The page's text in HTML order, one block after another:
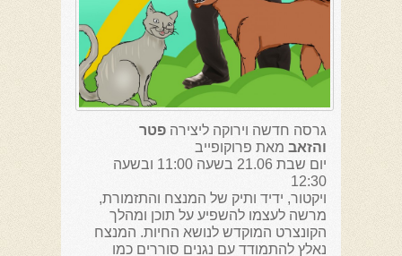
גרסה חדשה וירוקה ליצירה פטר
והזאב מאת פרוקופייב
יום שבת 21.06 בשעה 11:00 ובשעה
12:30
ויקטור, ידיד ותיק של המנצח והתזמורת,
מרשה לעצמו להשפיע על תוכן ומהלך
הקונצרט המוקדש לנושא החיות. המנצח
נאלץ להתמודד עם נגנים סוררים כמו